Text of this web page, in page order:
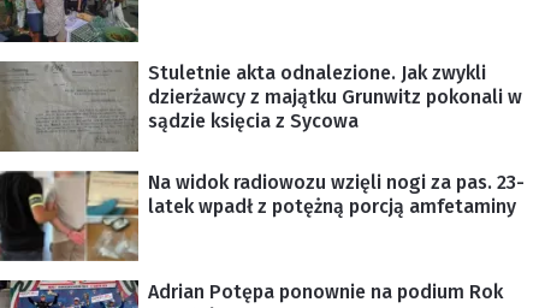
Stuletnie akta odnalezione. Jak zwykli
dzierżawcy z majątku Grunwitz pokonali w
sądzie księcia z Sycowa
Na widok radiowozu wzięli nogi za pas. 23-
latek wpadł z potężną porcją amfetaminy
Adrian Potępa ponownie na podium Rok